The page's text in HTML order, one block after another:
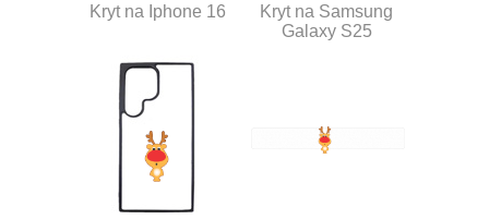
Kryt na Iphone 16
Kryt na Samsung
Galaxy S25